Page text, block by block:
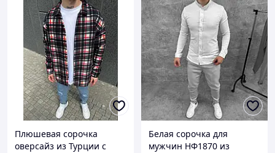
Плюшевая сорочка
оверсайз из Турции с
Белая сорочка для
мужчин НФ1870 из